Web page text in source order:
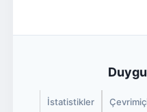
İstatistikler